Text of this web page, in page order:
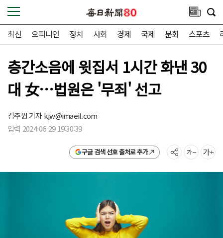
최신 오피니언 정치 사회 경제 국제 문화 스포츠
층간소음에 윗집서 1시간 화낸 30
대 女…법원은 '무죄' 선고
김주원 기자kjw@imaeil.com
입력 2024-06-29 19:30:39
구글 검색 선호 출처로 추가